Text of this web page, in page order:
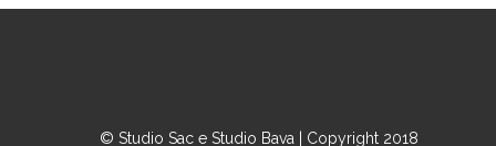
© Studio Sac e Studio Bava | Copyright 2018